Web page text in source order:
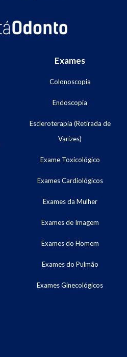
Exames
Colonoscopia
Endoscopia
Escleroterapia (Retirada de
Varizes)
Exame Toxicológico
Exames Cardiológicos
Exames da Mulher
Exames de Imagem
Exames do Homem
Exames do Pulmão
Exames Ginecológicos